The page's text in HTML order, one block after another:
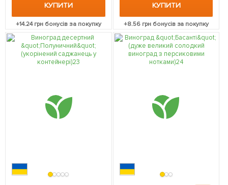
КУПИТИ
+14.24грн бонусів за покупку
КУПИТИ
+8.56грн бонусів за покупку